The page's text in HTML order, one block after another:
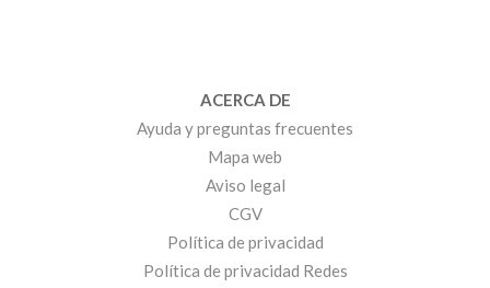
ACERCA DE
Ayuda y preguntas frecuentes
Mapa web
Aviso legal
CGV
Política de privacidad
Política de privacidad Redes